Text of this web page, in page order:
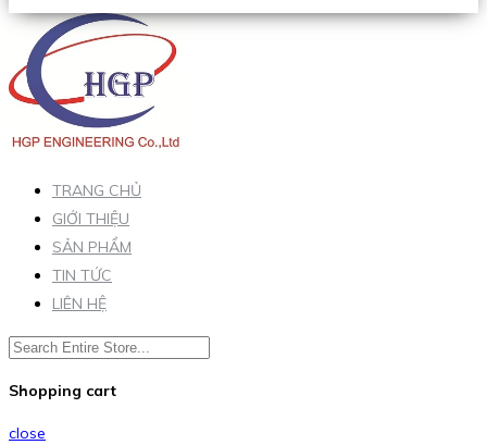
TRANG CHỦ
GIỚI THIỆU
SẢN PHẨM
TIN TỨC
LIÊN HỆ
Shopping cart
close